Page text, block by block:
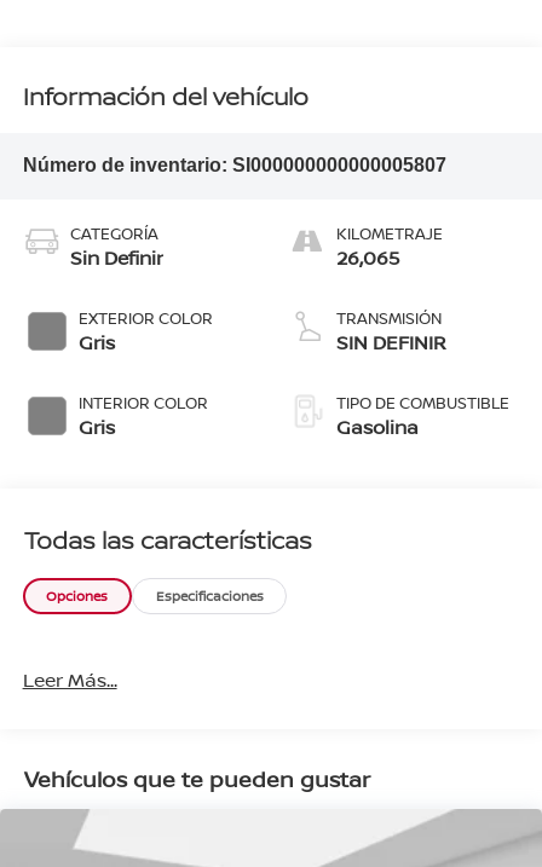
Información del vehículo
Número de inventario: SI000000000000005807
CATEGORÍA
Sin Definir
EXTERIOR COLOR
Gris
INTERIOR COLOR
Gris
KILOMETRAJE
26,065
TRANSMISIÓN
SIN DEFINIR
TIPO DE COMBUSTIBLE
Gasolina
Todas las características
Opciones Especificaciones
Leer Más...
Vehículos que te pueden gustar